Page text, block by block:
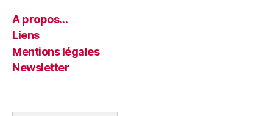
A propos…
Liens
Mentions légales
Newsletter